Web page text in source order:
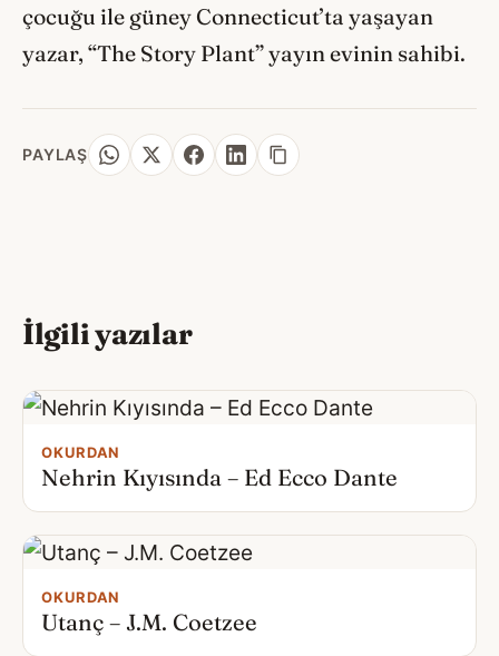
çocuğu ile güney Connecticut’ta yaşayan
yazar, “The Story Plant” yayın evinin sahibi.
PAYLAŞ
İlgili yazılar
OKURDAN
Nehrin Kıyısında – Ed Ecco Dante
OKURDAN
Utanç – J.M. Coetzee